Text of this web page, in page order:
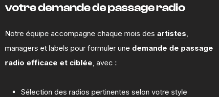
votre demande de passage radio
Notre équipe accompagne chaque mois des artistes
managers et labels pour formuler une demande de passage
radio efficace et ciblée , avec :
Sélection des radios pertinentes selon votre style